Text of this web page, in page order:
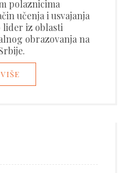
polaznicima
učenja i usvajanja
lider iz oblasti
obrazovanja na